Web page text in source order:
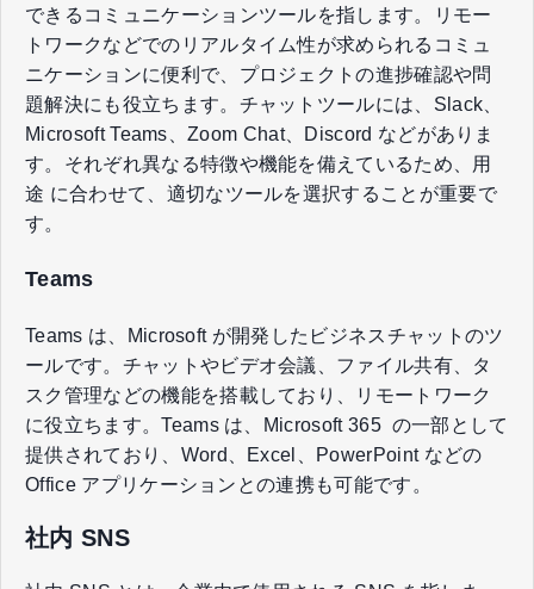
できるコミュニケーションツールを指します。リモー
トワークなどでのリアルタイム性が求められるコミュ
ニケーションに便利で、プロジェクトの進捗確認や問
題解決にも役立ちます。チャットツールには、Slack、
Microsoft Teams、Zoom Chat、Discord などがありま
す。それぞれ異なる特徴や機能を備えているため、用
途 に合わせて、適切なツールを選択することが重要で
す。
Teams
Teams は、Microsoft が開発したビジネスチャットのツ
ールです。チャットやビデオ会議、ファイル共有、タ
スク管理などの機能を搭載しており、リモートワーク
に役立ちます。Teams は、Microsoft 365 の一部として
提供されており、Word、Excel、PowerPoint などの
Office アプリケーションとの連携も可能です。
社内 SNS